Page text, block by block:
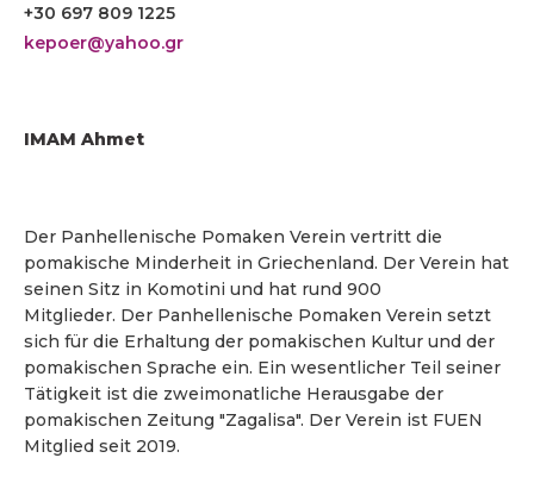
+30 697 809 1225
kepoer@yahoo.gr
IMAM Ahmet
Der Panhellenische Pomaken Verein vertritt die
pomakische Minderheit in Griechenland. Der Verein hat
seinen Sitz in Komotini und hat rund 900
Mitglieder. Der Panhellenische Pomaken Verein setzt
sich für die Erhaltung der pomakischen Kultur und der
pomakischen Sprache ein. Ein wesentlicher Teil seiner
Tätigkeit ist die zweimonatliche Herausgabe der
pomakischen Zeitung "Zagalisa". Der Verein ist FUEN
Mitglied seit 2019.